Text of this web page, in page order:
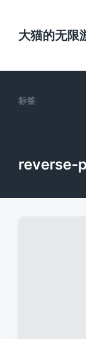
大猫的无限
标签
reverse-